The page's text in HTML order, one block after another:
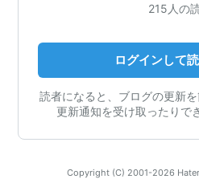
215人の
ログインして
読者になると、ブログの更新を
更新通知を受け取ったりで
Copyright (C) 2001-2026